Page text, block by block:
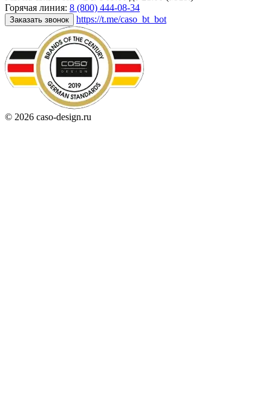
Горячая линия: 8 (800) 444-08-34
Заказать звонок https://t.me/caso_bt_bot
© 2026 caso-design.ru